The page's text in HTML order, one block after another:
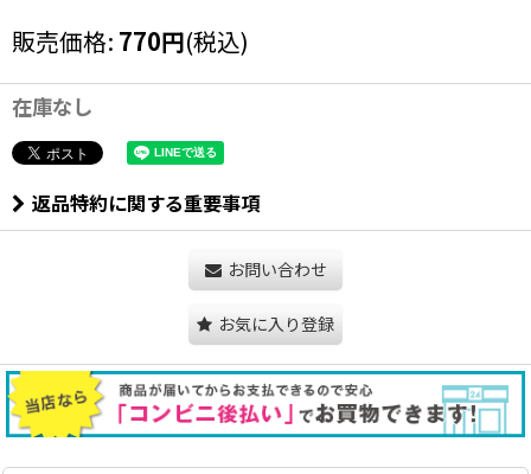
販売価格: 770円(税込)
在庫なし
返品特約に関する重要事項
お問い合わせ
お気に入り登録